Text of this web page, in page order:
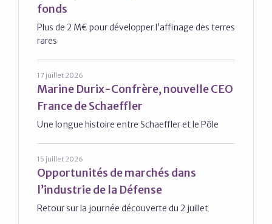
fonds
Plus de 2 M€ pour développer l’affinage des terres
rares
17 juillet 2026
Marine Durix-Confrère, nouvelle CEO
France de Schaeffler
Une longue histoire entre Schaeffler et le Pôle
15 juillet 2026
Opportunités de marchés dans
l’industrie de la Défense
Retour sur la journée découverte du 2 juillet